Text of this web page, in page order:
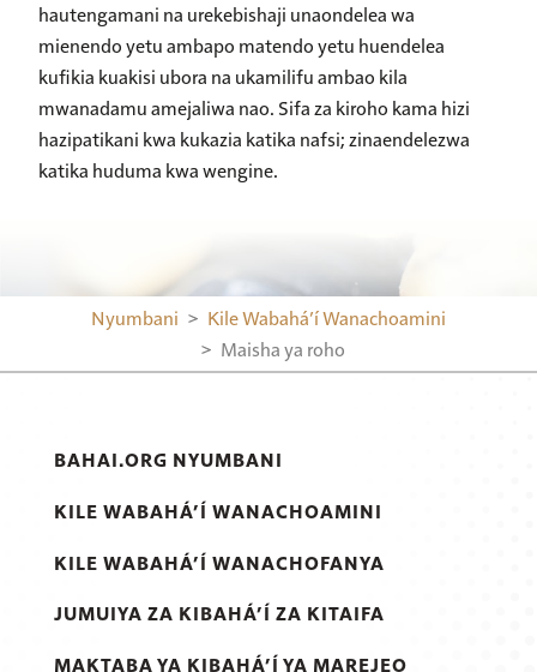
hautengamani na urekebishaji unaondelea wa
mienendo yetu ambapo matendo yetu huendelea
kufikia kuakisi ubora na ukamilifu ambao kila
mwanadamu amejaliwa nao. Sifa za kiroho kama hizi
hazipatikani kwa kukazia katika nafsi; zinaendelezwa
katika huduma kwa wengine.
Nyumbani
Kile Wabahá’í Wanachoamini
Maisha ya roho
BAHAI.ORG NYUMBANI
KILE WABAHÁ’Í WANACHOAMINI
KILE WABAHÁ’Í WANACHOFANYA
JUMUIYA ZA KIBAHÁ’Í ZA KITAIFA
MAKTABA YA KIBAHÁ’Í YA MAREJEO